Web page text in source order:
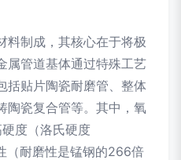
料制成，其核心在于将极
属管道基体通过特殊工艺
括贴片陶瓷耐磨管、整体
陶瓷复合管等。其中，氧
度（洛氏硬度
（耐磨性是锰钢的266倍